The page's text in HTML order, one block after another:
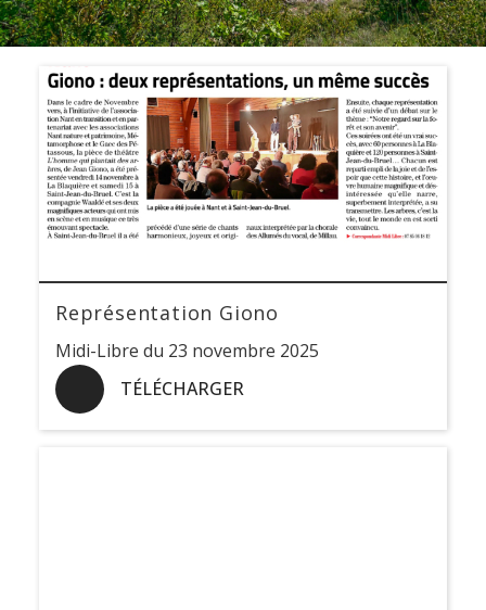
Représentation Giono
Midi-Libre du 23 novembre 2025
TÉLÉCHARGER